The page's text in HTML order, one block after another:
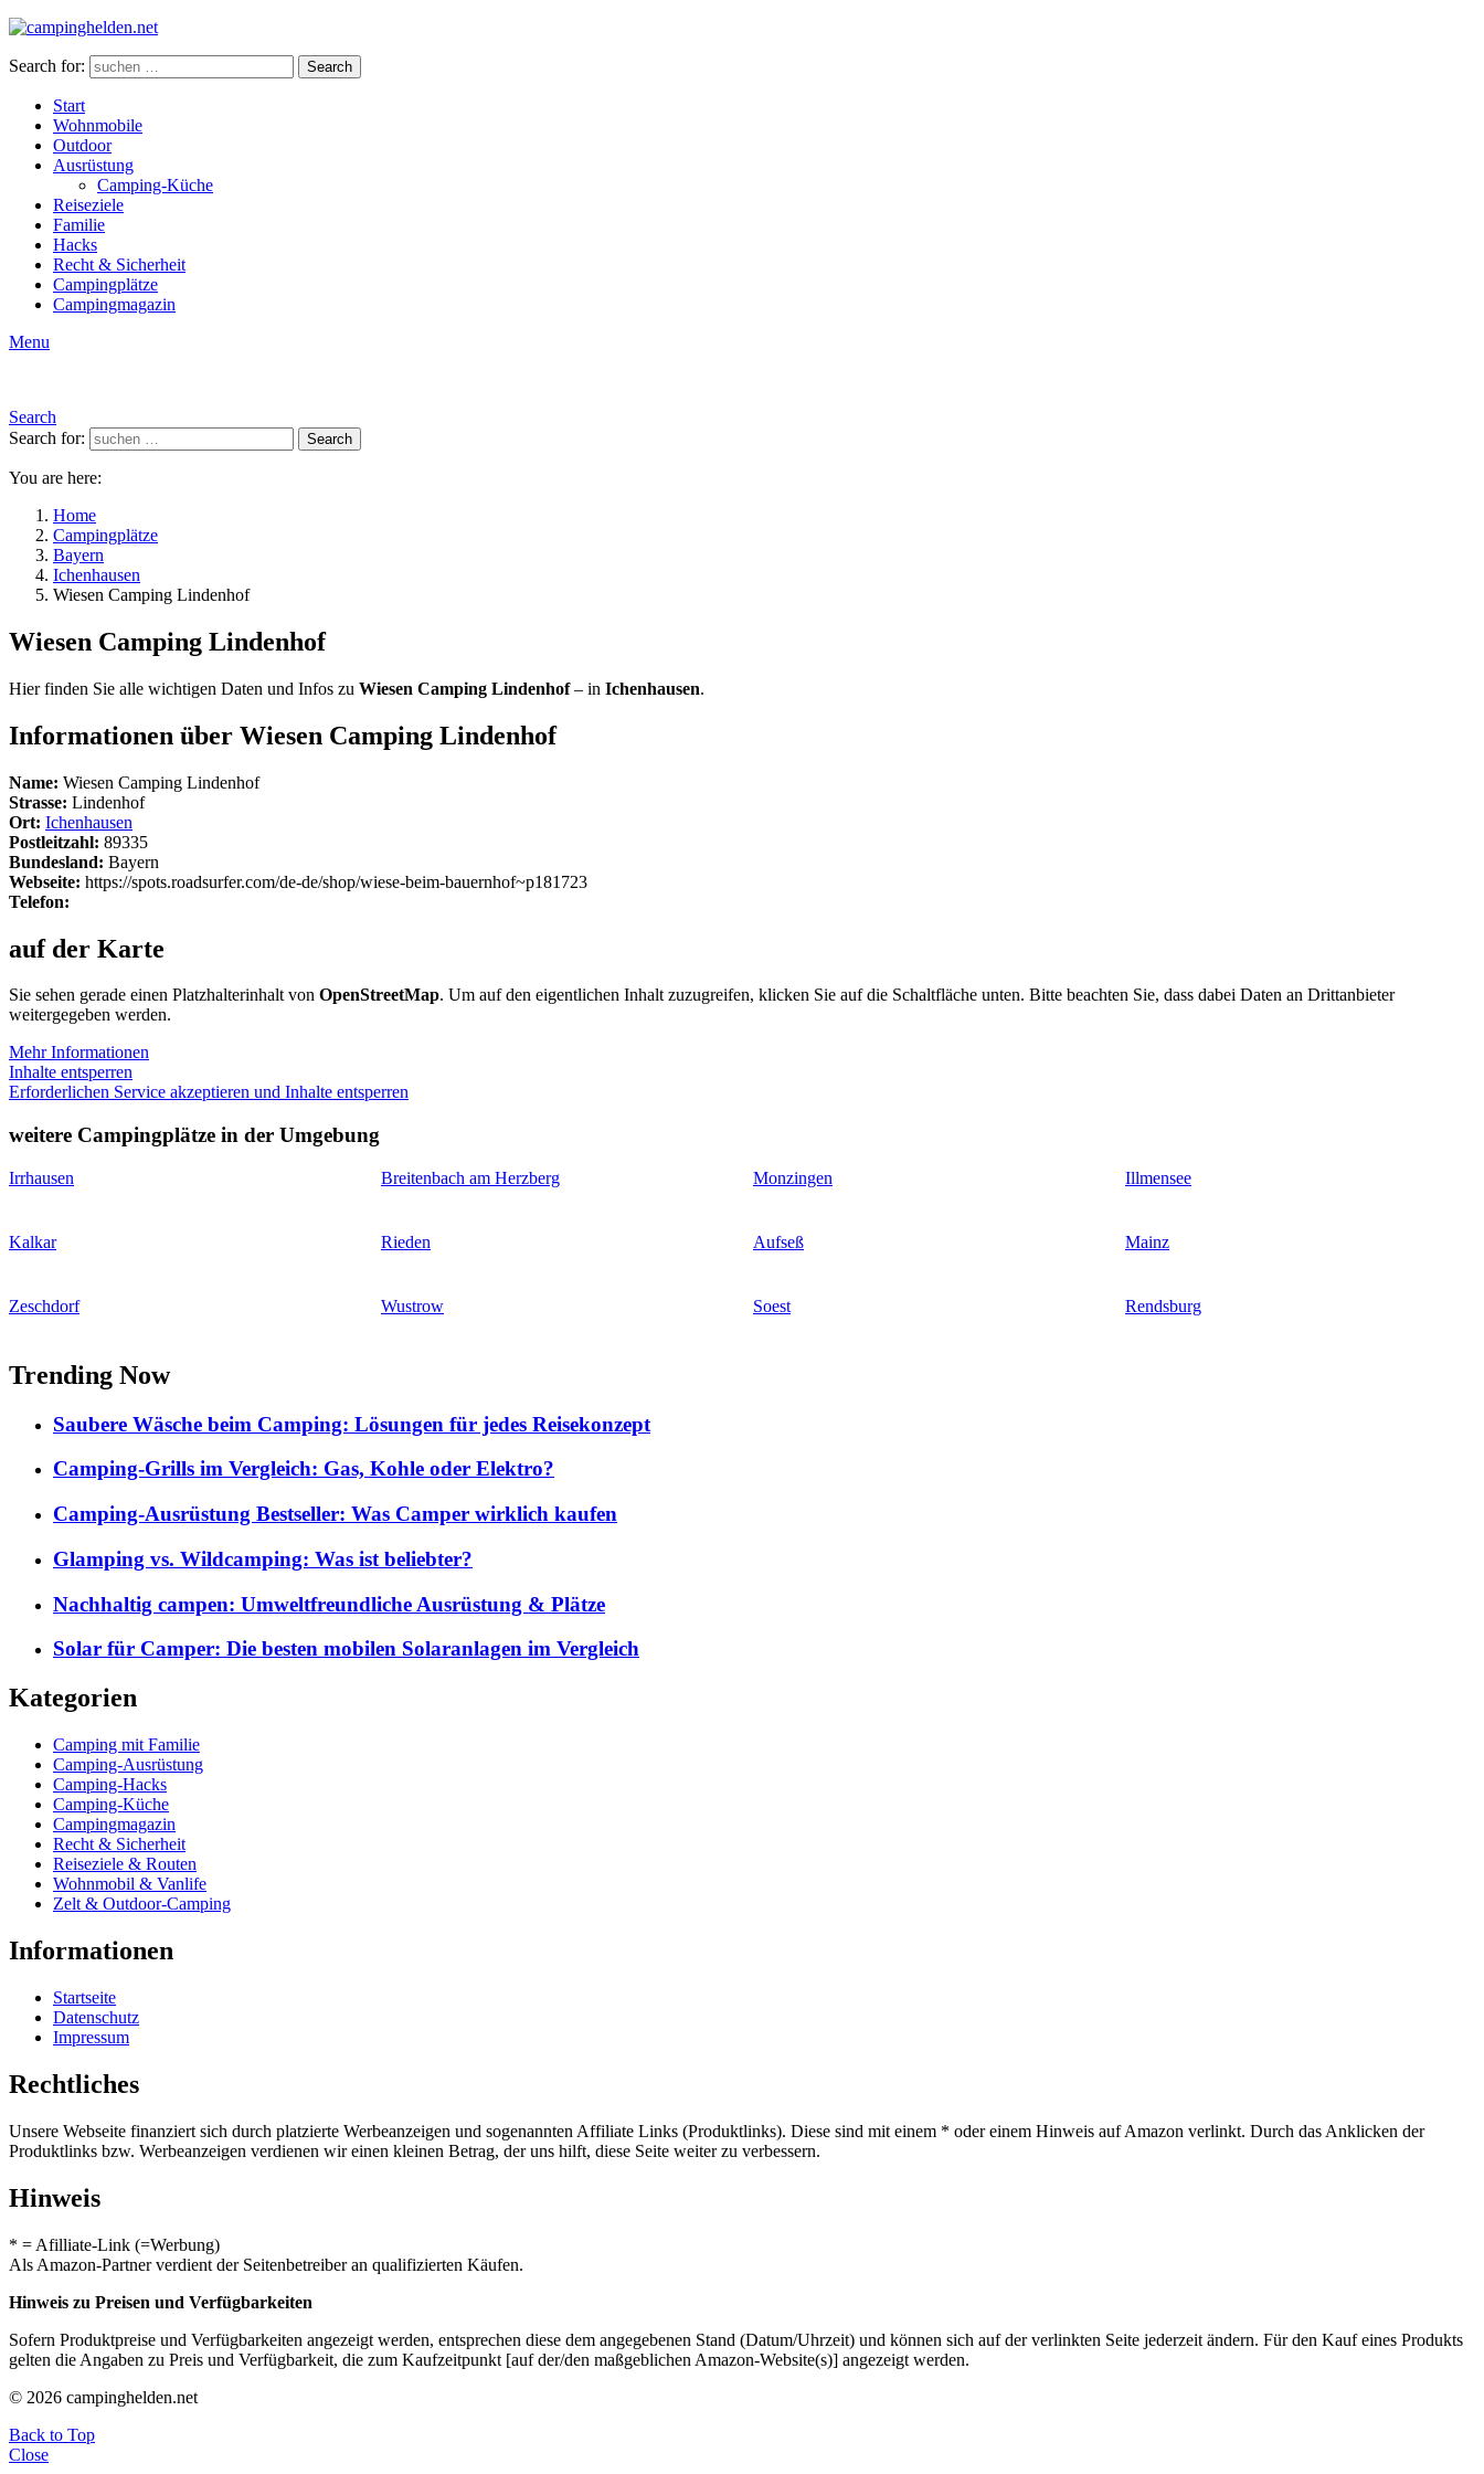
Search for: Search
Start
Wohnmobile
Outdoor
Ausrüstung
Camping-Küche
Reiseziele
Familie
Hacks
Recht & Sicherheit
Campingplätze
Campingmagazin
Menu
Search
Search for:
Search
You are here:
Home
Campingplätze
Bayern
Ichenhausen
Wiesen Camping Lindenhof
Wiesen Camping Lindenhof
Hier finden Sie alle wichtigen Daten und Infos zu Wiesen Camping Lindenhof– in Ichenhausen.
Informationen über Wiesen Camping Lindenhof
Name: Wiesen Camping Lindenhof
Strasse: Lindenhof
Ort: Ichenhausen
Postleitzahl: 89335
Bundesland: Bayern
Webseite: https://spots.roadsurfer.com/de-de/shop/wiese-beim-bauernhof~p181723
Telefon:
auf der Karte
Sie sehen gerade einen Platzhalterinhalt von OpenStreetMap. Um auf den eigentlichen Inhalt zuzugreifen, klicken Sie auf die Schaltfläche unten. Bitte beachten Sie, dass dabei Daten an Drittanbieter
weitergegeben werden.
Mehr Informationen
Inhalte entsperren
Erforderlichen Service akzeptieren und Inhalte entsperren
weitere Campingplätze in der Umgebung
Irrhausen Breitenbach am Herzberg Monzingen Illmensee
Kalkar Rieden Aufseß Mainz
Zeschdorf Wustrow Soest Rendsburg
Trending Now
Saubere Wäsche beim Camping: Lösungen für jedes Reisekonzept
Camping-Grills im Vergleich: Gas, Kohle oder Elektro?
Camping-Ausrüstung Bestseller: Was Camper wirklich kaufen
Glamping vs. Wildcamping: Was ist beliebter?
Nachhaltig campen: Umweltfreundliche Ausrüstung & Plätze
Solar für Camper: Die besten mobilen Solaranlagen im Vergleich
Kategorien
Camping mit Familie
Camping-Ausrüstung
Camping-Hacks
Camping-Küche
Campingmagazin
Recht & Sicherheit
Reiseziele & Routen
Wohnmobil & Vanlife
Zelt & Outdoor-Camping
Informationen
Startseite
Datenschutz
Impressum
Rechtliches
Unsere Webseite finanziert sich durch platzierte Werbeanzeigen und sogenannten Affiliate Links (Produktlinks). Diese sind mit einem * oder einem Hinweis auf Amazon verlinkt. Durch das Anklicken der
Produktlinks bzw. Werbeanzeigen verdienen wir einen kleinen Betrag, der uns hilft, diese Seite weiter zu verbessern.
Hinweis
* = Afilliate-Link (=Werbung)
Als Amazon-Partner verdient der Seitenbetreiber an qualifizierten Käufen.
Hinweis zu Preisen und Verfügbarkeiten
Sofern Produktpreise und Verfügbarkeiten angezeigt werden, entsprechen diese dem angegebenen Stand (Datum/Uhrzeit) und können sich auf der verlinkten Seite jederzeit ändern. Für den Kauf eines Produkts
gelten die Angaben zu Preis und Verfügbarkeit, die zum Kaufzeitpunkt [auf der/den maßgeblichen Amazon-Website(s)] angezeigt werden.
© 2026 campinghelden.net
Back to Top
Close